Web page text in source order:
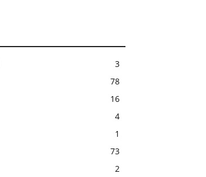
3
78
16
4
1
73
2